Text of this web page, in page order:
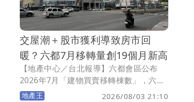
34樓與36-47樓辦公樓，每坪租金曝光從
1700-2100元不等，直接挑戰高雄商辦天
花板。
交屋潮＋股市獲利導致房市回
暖？六都7月移轉量創19個月新高
【地產中心／台北報導】六都會區公布
2026年7月「建物買賣移轉棟數」，六都
交易量合計為20,506棟，月增12.0%，是
地產王 2026/08/03 21:10